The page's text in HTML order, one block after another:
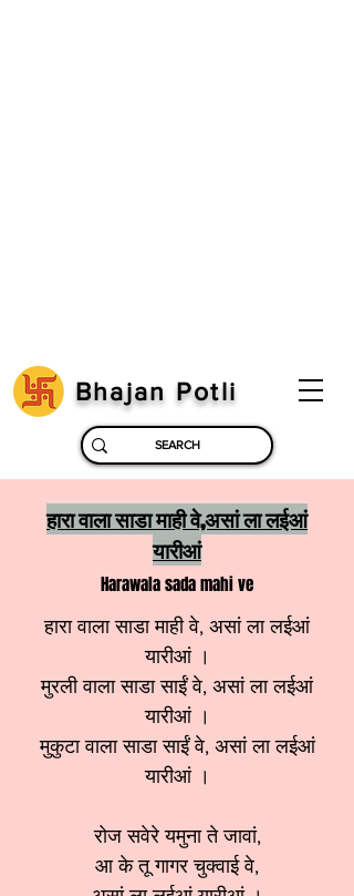
Bhajan Potli
हारा वाला साडा माही वे,असां ला लईआं
यारीआं
Harawala sada mahi ve
हारा वाला साडा माही वे, असां ला लईआं
यारीआं ।
मुरली वाला साडा साईं वे, असां ला लईआं
यारीआं ।
मुकुटा वाला साडा साईं वे, असां ला लईआं
यारीआं ।
रोज सवेरे यमुना ते जावां,
आ के तू गागर चुक्वाई वे,